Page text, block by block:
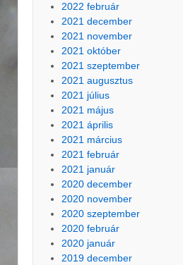
2022 február
2021 december
2021 november
2021 október
2021 szeptember
2021 augusztus
2021 július
2021 május
2021 április
2021 március
2021 február
2021 január
2020 december
2020 november
2020 szeptember
2020 február
2020 január
2019 december